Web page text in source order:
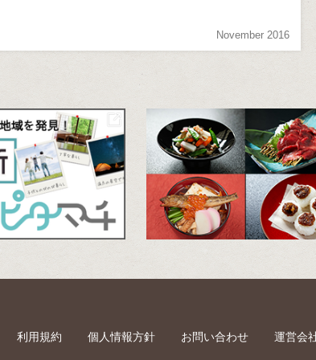
November 2016
利用規約 個人情報方針 お問い合わせ 運営会